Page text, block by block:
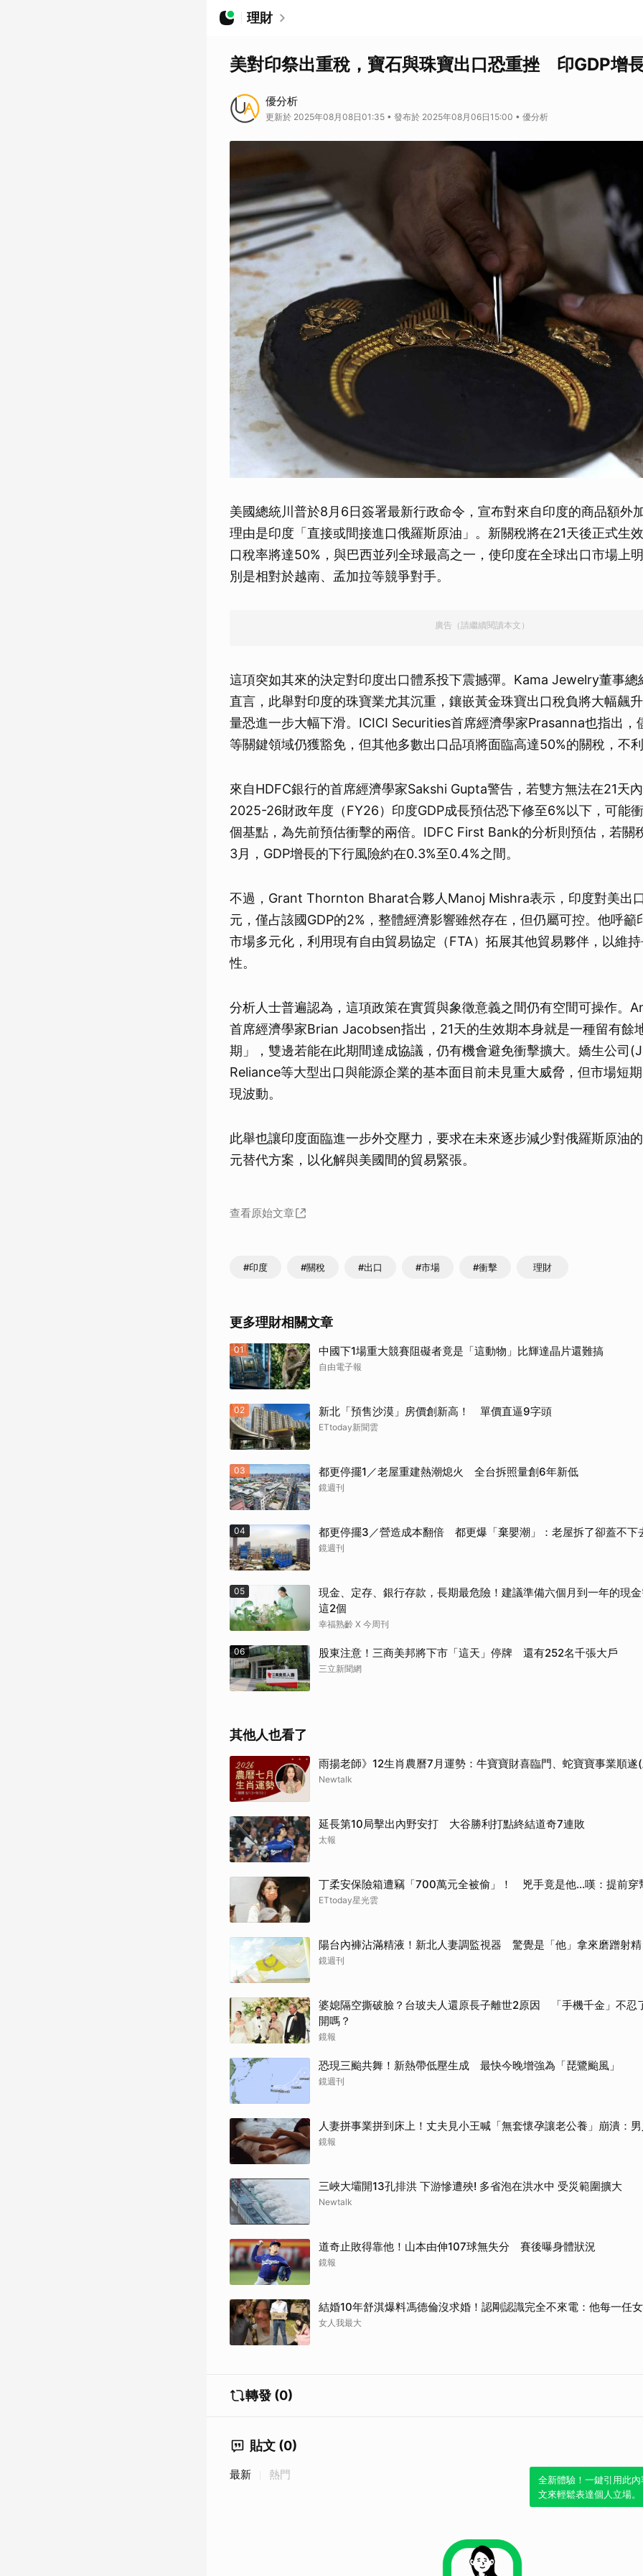
理財
美對印祭出重稅，寶石與珠寶出口恐重挫 印GDP增
優分析
更新於 2025年08月08日01:35 • 發布於 2025年08月06日15:00 • 優分析
美國總統川普於8月6日簽署最新行政命令，宣布對來自印度的商品額外
理由是印度「直接或間接進口俄羅斯原油」。新關稅將在21天後正式生
口稅率將達50%，與巴西並列全球最高之一，使印度在全球出口市場上
別是相對於越南、孟加拉等競爭對手。
廣告（請繼續閱讀本文）
這項突如其來的決定對印度出口體系投下震撼彈。Kama Jewelry董事
直言，此舉對印度的珠寶業尤其沉重，鑲嵌黃金珠寶出口稅負將大幅飆
量恐進一步大幅下滑。ICICI Securities首席經濟學家Prasanna也指出，
等關鍵領域仍獲豁免，但其他多數出口品項將面臨高達50%的關稅，不
來自HDFC銀行的首席經濟學家Sakshi Gupta警告，若雙方無法在21天
2025-26財政年度（FY26）印度GDP成長預估恐下修至6%以下，可能
個基點，為先前預估衝擊的兩倍。IDFC First Bank的分析則預估，若關
3月，GDP增長的下行風險約在0.3%至0.4%之間。
不過，Grant Thornton Bharat合夥人Manoj Mishra表示，印度對美出
元，僅占該國GDP的2%，整體經濟影響雖然存在，但仍屬可控。他呼籲
市場多元化，利用現有自由貿易協定（FTA）拓展其他貿易夥伴，以維
性。
分析人士普遍認為，這項政策在實質與象徵意義之間仍有空間可操作。
首席經濟學家Brian Jacobsen指出，21天的生效期本身就是一種留有餘
期」，雙邊若能在此期間達成協議，仍有機會避免衝擊擴大。嬌生公司
Reliance等大型出口與能源企業的基本面目前未見重大威脅，但市場短
現波動。
此舉也讓印度面臨進一步外交壓力，要求在未來逐步減少對俄羅斯原油
元替代方案，以化解與美國間的貿易緊張。
查看原始文章
#印度 #關稅 #出口 #市場 #衝擊 理財
更多理財相關文章
01 中國下1場重大競賽阻礙者竟是「這動物」比輝達晶片還難搞
自由電子報
02 新北「預售沙漠」房價創新高！ 單價直逼9字頭
ETtoday新聞雲
03 都更停擺1／老屋重建熱潮熄火 全台拆照量創6年新低
鏡週刊
04 都更停擺3／營造成本翻倍 都更爆「棄嬰潮」：老屋拆了卻蓋不下
鏡週刊
05
現金、定存、銀行存款，長期最危險！建議準備六個月到一年的現
這2個
幸福熟齡 X 今周刊
06 股東注意！三商美邦將下市「這天」停牌 還有252名千張大戶
三立新聞網
其他人也看了
雨揚老師》12生肖農曆7月運勢：牛寶寶財喜臨門、蛇寶寶事業順遂
Newtalk
延長第10局擊出內野安打 大谷勝利打點終結道奇7連敗
太報
丁柔安保險箱遭竊「700萬元全被偷」！ 兇手竟是他...嘆：提前穿
ETtoday星光雲
陽台內褲沾滿精液！新北人妻調監視器 驚覺是「他」拿來磨蹭射精
鏡週刊
婆媳隔空撕破臉？台玻夫人還原長子離世2原因 「手機千金」不忍
開嗎？
鏡報
恐現三颱共舞！新熱帶低壓生成 最快今晚增強為「琵鷺颱風」
鏡週刊
人妻拼事業拼到床上！丈夫見小王喊「無套懷孕讓老公養」崩潰：
鏡報
三峽大壩開13孔排洪 下游慘遭殃! 多省泡在洪水中 受災範圍擴大
Newtalk
道奇止敗得靠他！山本由伸107球無失分 賽後曝身體狀況
鏡報
結婚10年舒淇爆料馮德倫沒求婚！認剛認識完全不來電：他每一任
女人我最大
轉發 (0)
貼文 (0)
全新體驗！一鍵引用此
文來輕鬆表達個人立場。
最新 熱門